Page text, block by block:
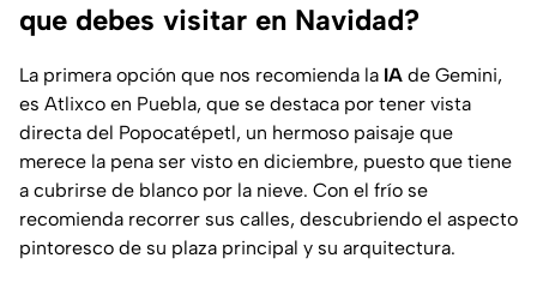
que debes visitar en Navidad?
La primera opción que nos recomienda la IA de Gemini,
es Atlixco en Puebla, que se destaca por tener vista
directa del Popocatépetl, un hermoso paisaje que
merece la pena ser visto en diciembre, puesto que tiene
a cubrirse de blanco por la nieve. Con el frío se
recomienda recorrer sus calles, descubriendo el aspecto
pintoresco de su plaza principal y su arquitectura.